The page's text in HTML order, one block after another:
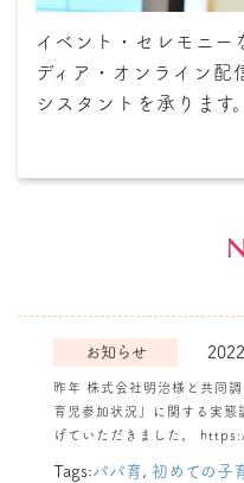
イベント・セレモニー
ディア・オンライン配
シスタントを承ります。
お知らせ
昨年 株式会社明治様と共同
育児参加状況」に関する実
げていただきました。
Tags:パパ育 , 初めての子